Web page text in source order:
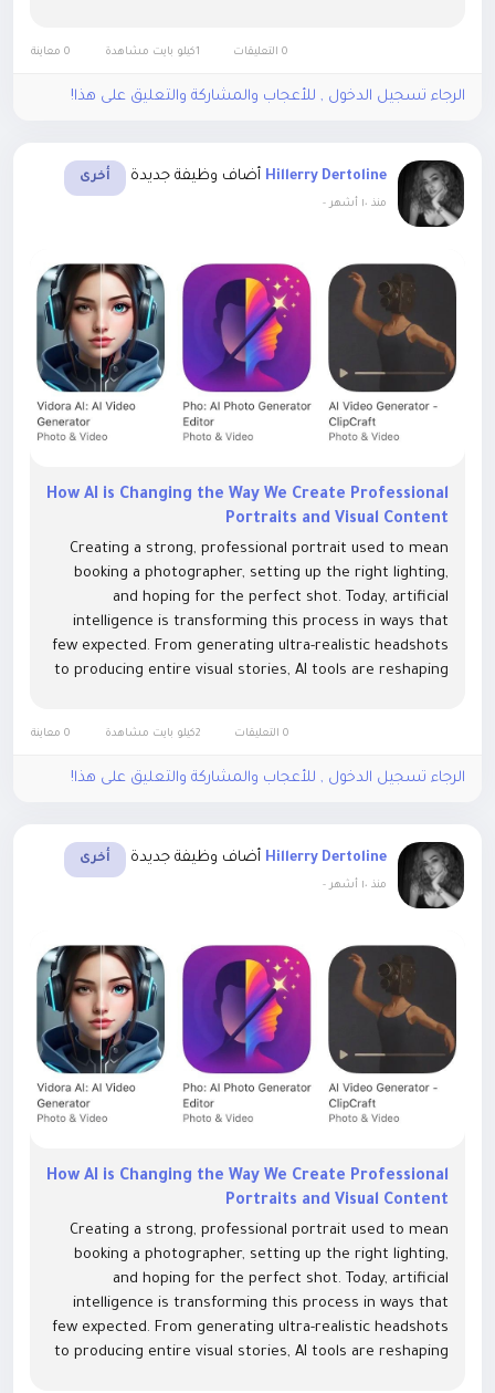
0 التعليقات 0 معاينة
الرجاء تسجيل الدخول , للأعجاب والمشاركة والتعليق على هذا!
Hillerry Dertoline أضاف وظيفة جديدة أخرى
منذ ١٠ أشهر -
How AI is Changing the Way We Create Professional
Portraits and Visual Content
Creating a strong, professional portrait used to mean
booking a photographer, setting up the right lighting,
and hoping for the perfect shot. Today, artificial
intelligence is transforming this process in ways that
few expected. From generating ultra-realistic headshots
to producing entire visual stories, AI tools are reshaping
0 التعليقات 0 معاينة
الرجاء تسجيل الدخول , للأعجاب والمشاركة والتعليق على هذا!
Hillerry Dertoline أضاف وظيفة جديدة أخرى
منذ ١٠ أشهر -
How AI is Changing the Way We Create Professional
Portraits and Visual Content
Creating a strong, professional portrait used to mean
booking a photographer, setting up the right lighting,
and hoping for the perfect shot. Today, artificial
intelligence is transforming this process in ways that
few expected. From generating ultra-realistic headshots
to producing entire visual stories, AI tools are reshaping